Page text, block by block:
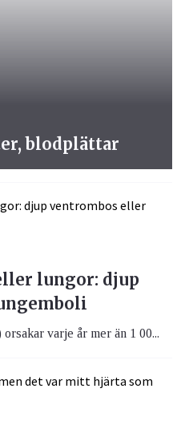
blodplättar
lungor: djup
varje år mer än 1 00...